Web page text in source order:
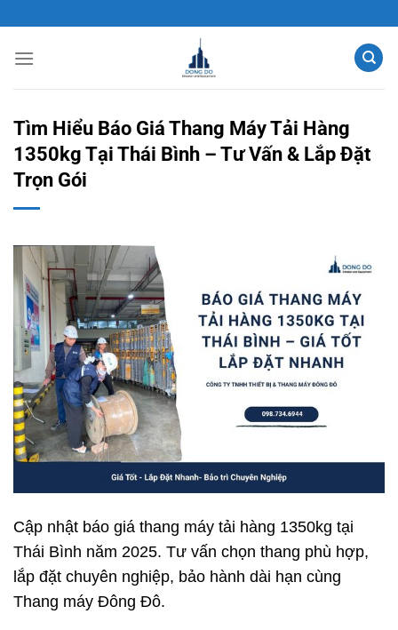
đến
nội
Tìm Hiểu Báo Giá Thang Máy Tải Hàng
1350kg Tại Thái Bình – Tư Vấn & Lắp Đặt
Trọn Gói
Cập nhật báo giá thang máy tải hàng 1350kg tại
Thái Bình năm 2025. Tư vấn chọn thang phù hợp,
lắp đặt chuyên nghiệp, bảo hành dài hạn cùng
Thang máy Đông Đô.